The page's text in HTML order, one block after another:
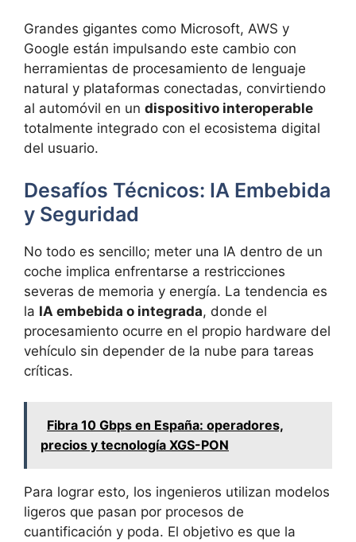
Grandes gigantes como Microsoft, AWS y
Google están impulsando este cambio con
herramientas de procesamiento de lenguaje
natural y plataformas conectadas, convirtiendo
al automóvil en un dispositivo interoperable
totalmente integrado con el ecosistema digital
del usuario.
Desafíos Técnicos: IA Embebida
y Seguridad
No todo es sencillo; meter una IA dentro de un
coche implica enfrentarse a restricciones
severas de memoria y energía. La tendencia es
la IA embebida o integrada, donde el
procesamiento ocurre en el propio hardware del
vehículo sin depender de la nube para tareas
críticas.
Fibra 10 Gbps en España: operadores,
precios y tecnología XGS-PON
Para lograr esto, los ingenieros utilizan modelos
ligeros que pasan por procesos de
cuantificación y poda. El objetivo es que la